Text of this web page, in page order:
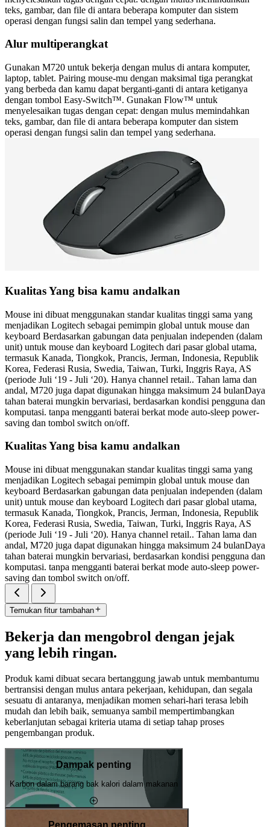
teks, gambar, dan file di antara beberapa komputer dan sistem
operasi dengan fungsi salin dan tempel yang sederhana.
Alur multiperangkat
Gunakan M720 untuk bekerja dengan mulus di antara komputer,
laptop, tablet. Pairing mouse-mu dengan maksimal tiga perangkat
yang berbeda dan kamu dapat berganti-ganti di antara ketiganya
dengan tombol Easy-Switch™. Gunakan Flow™ untuk
menyelesaikan tugas dengan cepat: dengan mulus memindahkan
teks, gambar, dan file di antara beberapa komputer dan sistem
operasi dengan fungsi salin dan tempel yang sederhana.
Kualitas Yang bisa kamu andalkan
Mouse ini dibuat menggunakan standar kualitas tinggi sama yang
menjadikan Logitech sebagai pemimpin global untuk mouse dan
keyboard Berdasarkan gabungan data penjualan independen (dalam
unit) untuk mouse dan keyboard Logitech dari pasar global utama,
termasuk Kanada, Tiongkok, Prancis, Jerman, Indonesia, Republik
Korea, Federasi Rusia, Swedia, Taiwan, Turki, Inggris Raya, AS
(periode Juli ‘19 - Juli ‘20). Hanya channel retail.. Tahan lama dan
andal, M720 juga dapat digunakan hingga maksimum 24 bulanDaya
tahan baterai mungkin bervariasi, berdasarkan kondisi pengguna dan
komputasi. tanpa mengganti baterai berkat mode auto-sleep power-
saving dan tombol switch on/off.
Kualitas Yang bisa kamu andalkan
Mouse ini dibuat menggunakan standar kualitas tinggi sama yang
menjadikan Logitech sebagai pemimpin global untuk mouse dan
keyboard Berdasarkan gabungan data penjualan independen (dalam
unit) untuk mouse dan keyboard Logitech dari pasar global utama,
termasuk Kanada, Tiongkok, Prancis, Jerman, Indonesia, Republik
Korea, Federasi Rusia, Swedia, Taiwan, Turki, Inggris Raya, AS
(periode Juli ‘19 - Juli ‘20). Hanya channel retail.. Tahan lama dan
andal, M720 juga dapat digunakan hingga maksimum 24 bulanDaya
tahan baterai mungkin bervariasi, berdasarkan kondisi pengguna dan
komputasi. tanpa mengganti baterai berkat mode auto-sleep power-
saving dan tombol switch on/off.
Temukan fitur tambahan
Bekerja dan mengobrol dengan jejak
yang lebih ringan.
Produk kami dibuat secara bertanggung jawab untuk membantumu
bertransisi dengan mulus antara pekerjaan, kehidupan, dan segala
sesuatu di antaranya, menjadikan momen sehari-hari terasa lebih
mudah dan lebih baik, semuanya sambil mempertimbangkan
keberlanjutan sebagai kriteria utama di setiap tahap proses
pengembangan produk.
Dampak penting
Karbon dalam barang bak kalori dalam makanan
Pengemasan penting